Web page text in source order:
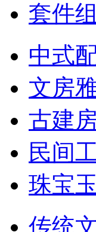
套件
中式
文房
古建
民间
珠宝
传统